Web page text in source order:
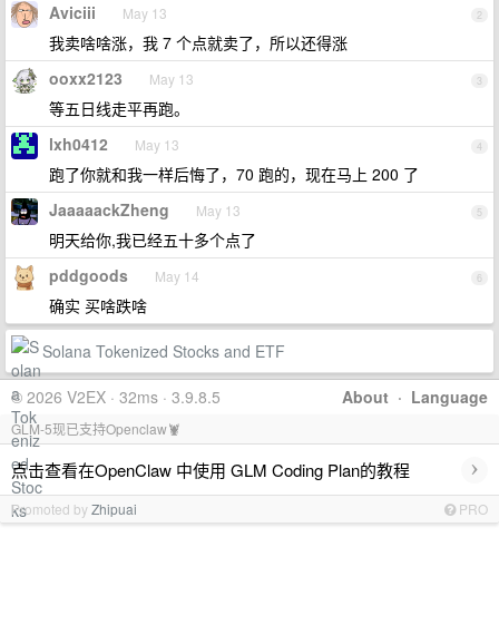
2
Aviciii May 13
我卖啥啥涨，我 7 个点就卖了，所以还得涨
3
ooxx2123 May 13
等五日线走平再跑。
4
lxh0412 May 13
跑了你就和我一样后悔了，70 跑的，现在马上 200 了
5
JaaaaackZheng May 13
明天给你,我已经五十多个点了
6
pddgoods May 14
确实 买啥跌啥
Solana Tokenized Stocks and ETF
About · Language
© 2026 V2EX · 32ms · 3.9.8.5
GLM-5现已支持Openclaw🦞
点击查看在OpenClaw 中使用 GLM Coding Plan的教程 ›
Promoted byZhipuai PRO